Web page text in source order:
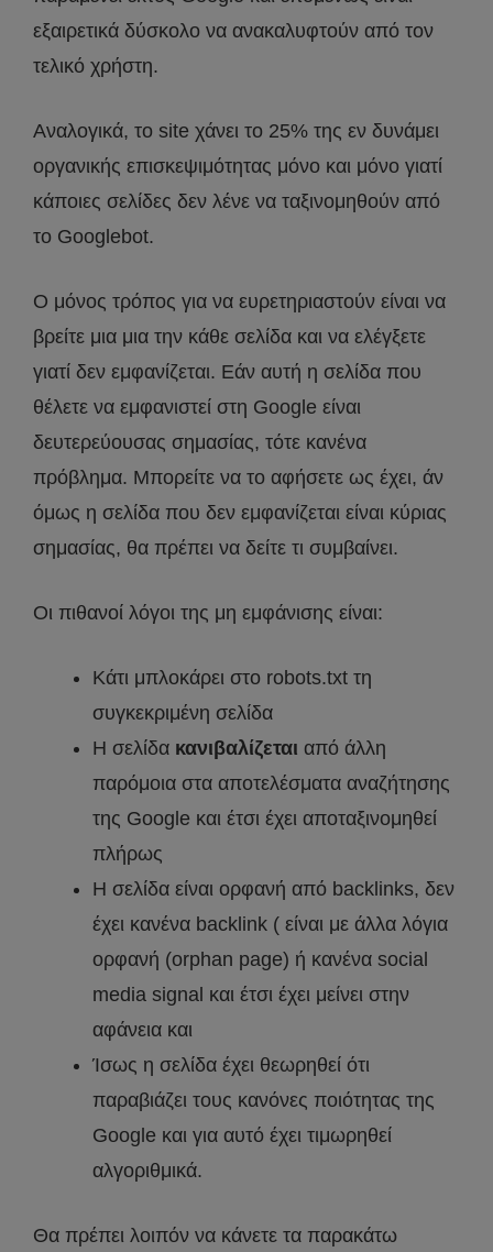
εξαιρετικά δύσκολο να ανακαλυφτούν από τον
τελικό χρήστη.
Αναλογικά, το site χάνει το 25% της εν δυνάμει
οργανικής επισκεψιμότητας μόνο και μόνο γιατί
κάποιες σελίδες δεν λένε να ταξινομηθούν από
το Googlebot.
Ο μόνος τρόπος για να ευρετηριαστούν είναι να
βρείτε μια μια την κάθε σελίδα και να ελέγξετε
γιατί δεν εμφανίζεται. Εάν αυτή η σελίδα που
θέλετε να εμφανιστεί στη Google είναι
δευτερεύουσας σημασίας, τότε κανένα
πρόβλημα. Μπορείτε να το αφήσετε ως έχει, άν
όμως η σελίδα που δεν εμφανίζεται είναι κύριας
σημασίας, θα πρέπει να δείτε τι συμβαίνει.
Οι πιθανοί λόγοι της μη εμφάνισης είναι:
Κάτι μπλοκάρει στο robots.txt τη
συγκεκριμένη σελίδα
Η σελίδα κανιβαλίζεται από άλλη
παρόμοια στα αποτελέσματα αναζήτησης
της Google και έτσι έχει αποταξινομηθεί
πλήρως
Η σελίδα είναι ορφανή από backlinks, δεν
έχει κανένα backlink ( είναι με άλλα λόγια
ορφανή (orphan page) ή κανένα social
media signal και έτσι έχει μείνει στην
αφάνεια και
Ίσως η σελίδα έχει θεωρηθεί ότι
παραβιάζει τους κανόνες ποιότητας της
Google και για αυτό έχει τιμωρηθεί
αλγοριθμικά.
Θα πρέπει λοιπόν να κάνετε τα παρακάτω